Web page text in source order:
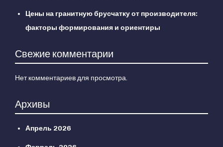
Цены на гранитную брусчатку от производителя:
факторы формирования и ориентиры
Свежие комментарии
Нет комментариев для просмотра.
Архивы
Апрель 2026